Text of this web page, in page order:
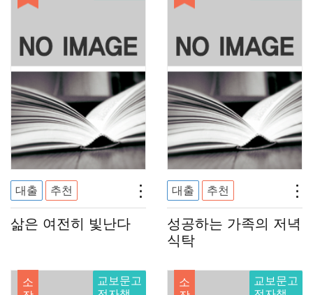
대출 추천
삶은 여전히 빛난다
대출 추천
성공하는 가족의 저녁
식탁
소
교보문고
소
교보문고